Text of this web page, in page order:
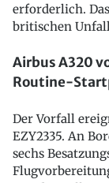
erforderlich.
britischen
Airbus A320
Routine-
Der Vorfall
EZY2335. An
sechs